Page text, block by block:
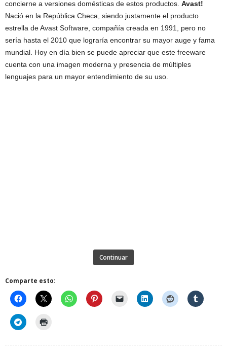
concierne a versiones domésticas de estos productos. Avast!
Nació en la República Checa, siendo justamente el producto
estrella de Avast Software, compañía creada en 1991, pero no
sería hasta el 2010 que lograría encontrar su mayor auge y fama
mundial. Hoy en día bien se puede apreciar que este freeware
cuenta con una imagen moderna y presencia de múltiples
lenguajes para un mayor entendimiento de su uso.
Continuar
Comparte esto: